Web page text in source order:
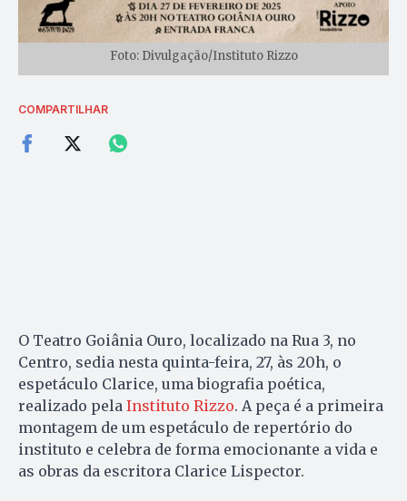
Foto: Divulgação/Instituto Rizzo
COMPARTILHAR
O Teatro Goiânia Ouro, localizado na Rua 3, no
Centro, sedia nesta quinta-feira, 27, às 20h, o
espetáculo Clarice, uma biografia poética,
realizado pela Instituto Rizzo. A peça é a primeira
montagem de um espetáculo de repertório do
instituto e celebra de forma emocionante a vida e
as obras da escritora Clarice Lispector.